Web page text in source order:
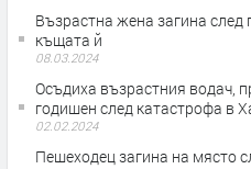
Възрастна жена загина
къщата й
08.03.2024
Осъдиха възрастния водач,
годишен след катастрофа в
02.02.2024
Пешеходец загина на място